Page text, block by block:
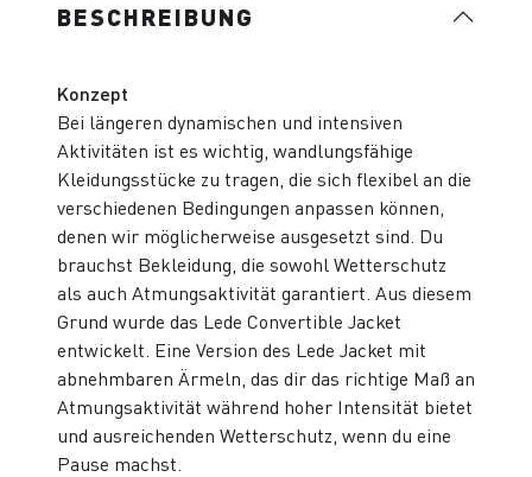
BESCHREIBUNG
Konzept
Bei längeren dynamischen und intensiven
Aktivitäten ist es wichtig, wandlungsfähige
Kleidungsstücke zu tragen, die sich flexibel an die
verschiedenen Bedingungen anpassen können,
denen wir möglicherweise ausgesetzt sind. Du
brauchst Bekleidung, die sowohl Wetterschutz
als auch Atmungsaktivität garantiert. Aus diesem
Grund wurde das Lede Convertible Jacket
entwickelt. Eine Version des Lede Jacket mit
abnehmbaren Ärmeln, das dir das richtige Maß an
Atmungsaktivität während hoher Intensität bietet
und ausreichenden Wetterschutz, wenn du eine
Pause machst.